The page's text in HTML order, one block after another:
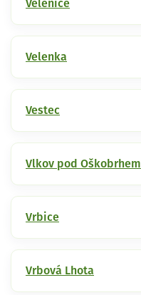
Velenice
Velenka
Vestec
Vlkov pod Oškobrhem
Vrbice
Vrbová Lhota